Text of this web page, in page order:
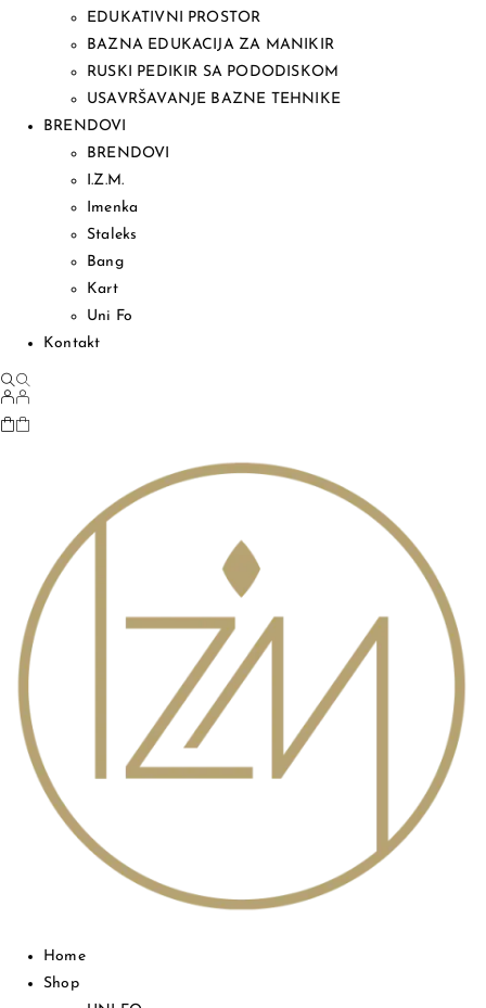
EDUKATIVNI PROSTOR
BAZNA EDUKACIJA ZA MANIKIR
RUSKI PEDIKIR SA PODODISKOM
USAVRŠAVANJE BAZNE TEHNIKE
BRENDOVI
BRENDOVI
I.Z.M.
Imenka
Staleks
Bang
Kart
Uni Fo
Kontakt
Home
Shop